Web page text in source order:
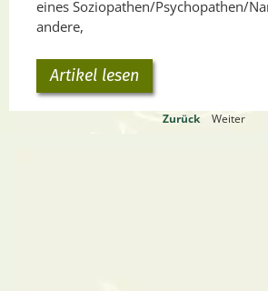
eines Soziopathen/Psychopathen/
andere,
Artikel lesen
Zurück Weiter